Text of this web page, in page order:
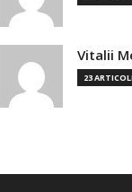
Vitalii
23